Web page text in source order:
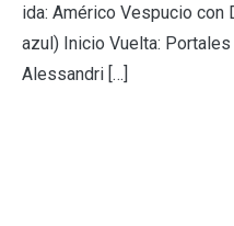
ida: Américo Vespucio con
azul) Inicio Vuelta:
Alessandri […]